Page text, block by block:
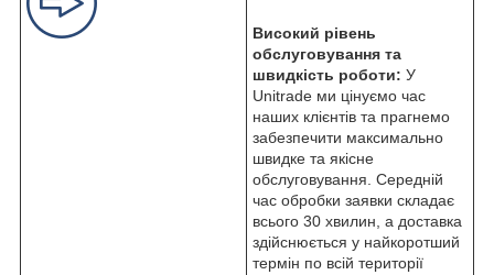
Високий рівень
обслуговування та
швидкість роботи: У
Unitrade ми цінуємо час
наших клієнтів та прагнемо
забезпечити максимально
швидке та якісне
обслуговування. Середній
час обробки заявки складає
всього 30 хвилин, а доставка
здійснюється у найкоротший
термін по всій території